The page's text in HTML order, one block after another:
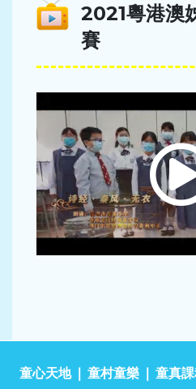
2021粵港澳
賽
童心天地 童村童樂 童真